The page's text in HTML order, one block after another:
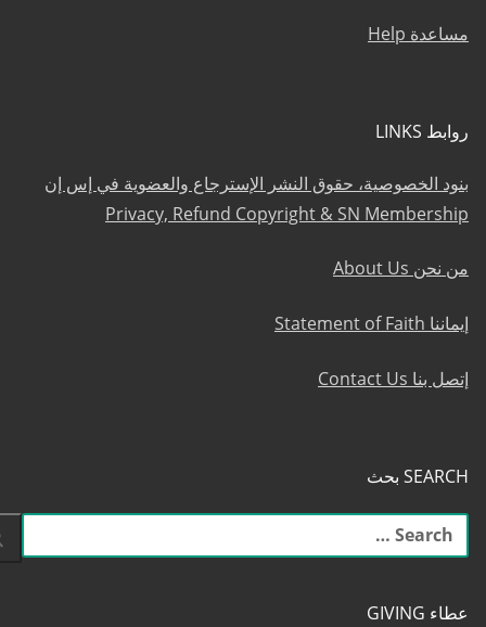
مساعدة Help
روابط LINKS
بنود الخصوصية، حقوق النشر الإسترجاع والعضوية في إس إن
Privacy, Refund Copyright & SN Membership
من نحن About Us
إيماننا Statement of Faith
إتصل بنا Contact Us
SEARCH بحث
البحث
عن:
عطاء GIVING